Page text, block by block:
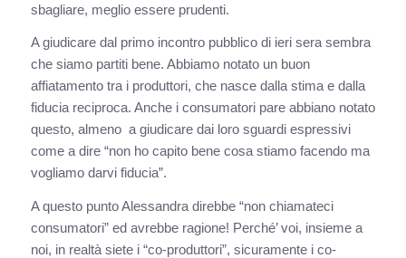
sbagliare, meglio essere prudenti.
A giudicare dal primo incontro pubblico di ieri sera sembra
che siamo partiti bene. Abbiamo notato un buon
affiatamento tra i produttori, che nasce dalla stima e dalla
fiducia reciproca. Anche i consumatori pare abbiano notato
questo, almeno a giudicare dai loro sguardi espressivi
come a dire “non ho capito bene cosa stiamo facendo ma
vogliamo darvi fiducia”.
A questo punto Alessandra direbbe “non chiamateci
consumatori” ed avrebbe ragione! Perché’ voi, insieme a
noi, in realtà siete i “co-produttori”, sicuramente i co-